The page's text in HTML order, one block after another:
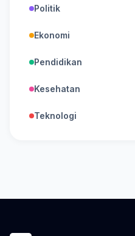
Politik
Ekonomi
Pendidikan
Kesehatan
Teknologi